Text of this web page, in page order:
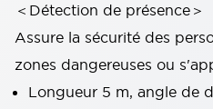
＜Détection de présence＞
Assure la sécurité des
zones dangereuses ou
Longueur 5 m, angle de